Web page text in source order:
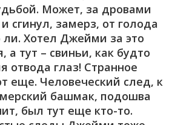
Может, за дровами
сгинул, замерз, от голода
Хотел Джейми за это
а тут – свиньи, как будто
отвода глаз! Странное
еще. Человеческий след, к
башмак, подошва
был тут еще кто-то.